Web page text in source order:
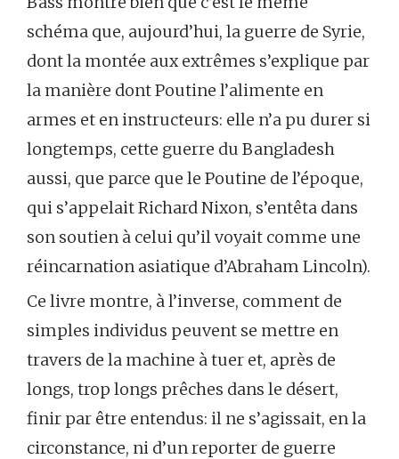
schéma que, aujourd’hui, la guerre de Syrie,
dont la montée aux extrêmes s’explique par
la manière dont Poutine l’alimente en
armes et en instructeurs: elle n’a pu durer si
longtemps, cette guerre du Bangladesh
aussi, que parce que le Poutine de l’époque,
qui s’appelait Richard Nixon, s’entêta dans
son soutien à celui qu’il voyait comme une
réincarnation asiatique d’Abraham Lincoln).
Ce livre montre, à l’inverse, comment de
simples individus peuvent se mettre en
travers de la machine à tuer et, après de
longs, trop longs prêches dans le désert,
finir par être entendus: il ne s’agissait, en la
circonstance, ni d’un reporter de guerre